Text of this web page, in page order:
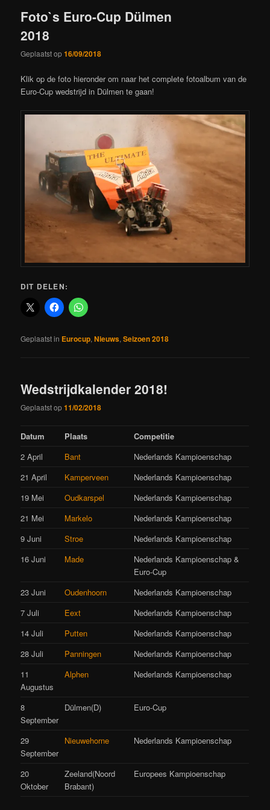
Foto`s Euro-Cup Dülmen
2018
Geplaatst op16/09/2018
Klik op de foto hieronder om naar het complete fotoalbum van de
Euro-Cup wedstrijd in Dülmen te gaan!
DIT DELEN:
Geplaatst in Eurocup,Nieuws,Seizoen 2018
Wedstrijdkalender 2018!
Geplaatst op11/02/2018
Datum Plaats
Competitie
2 April
Bant
Nederlands Kampioenschap
21 April
Kamperveen
Nederlands Kampioenschap
19 Mei
Oudkarspel
Nederlands Kampioenschap
21 Mei
Markelo
Nederlands Kampioenschap
9 Juni
Stroe
Nederlands Kampioenschap
16 Juni
Made
Nederlands Kampioenschap &
Euro-Cup
23 Juni
Oudenhoorn
Nederlands Kampioenschap
7 Juli
Eext
Nederlands Kampioenschap
14 Juli
Putten
Nederlands Kampioenschap
28 Juli
Panningen
Nederlands Kampioenschap
11
Augustus
Alphen Nederlands Kampioenschap
8
September
Dülmen(D) Euro-Cup
29
September
Nieuwehorne Nederlands Kampioenschap
20
Oktober
Zeeland(Noord
Brabant)
Europees Kampioenschap